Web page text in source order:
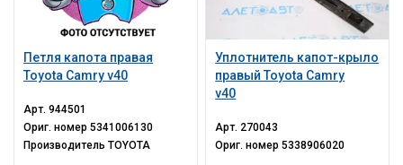
Петля капота правая
Toyota Camry v40
Арт.944501
Ориг. номер5341006130
ПроизводительTOYOTA
Уплотнитель капот-крыло
правый Toyota Camry
v40
Арт. 270043
Ориг. номер5338906020